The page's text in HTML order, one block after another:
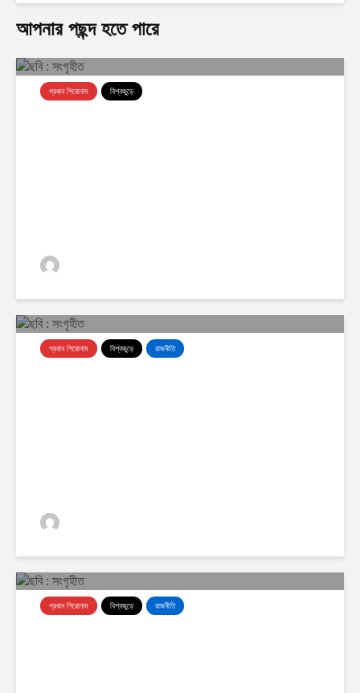
আপনার পছন্দ হতে পারে
প্রধান শিরোনাম বিশ্বজুড়ে
প্রধান শিরোনাম বিশ্বজুড়ে রাজনীতি
প্রধান শিরোনাম বিশ্বজুড়ে রাজনীতি